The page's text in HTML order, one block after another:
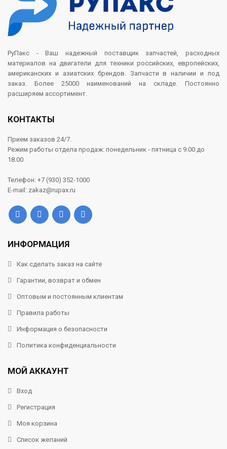
РуПакс - Ваш надежный поставщик запчастей, расходных
материалов на двигатели для техники российских, европейских,
американских и азиатских брендов. Запчасти в наличии и под
заказ. Более 25000 наименований на складе. Постоянно
расширяем ассортимент.
КОНТАКТЫ
Прием заказов 24/7.
Режим работы отдела продаж: понедельник - пятница с 9.00 до
18.00
Телефон: +7 (930) 352-1000
E-mail: zakaz@rupax.ru
ИНФОРМАЦИЯ
Как сделать заказ на сайте
Гарантии, возврат и обмен
Оптовым и постоянным клиентам
Правила работы
Информация о безопасности
Политика конфиденциальности
МОЙ АККАУНТ
Вход
Регистрация
Моя корзина
Список желаний